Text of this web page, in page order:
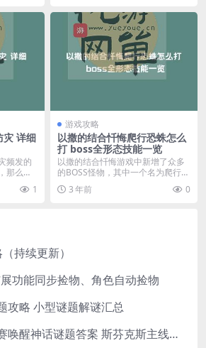
灾 详细
频发的
那么信
1
游戏攻略
以撒的结合忏悔爬行恐蛛怎么
打 boss全形态技能一览
以撒的结合忏悔游戏中新增了众多
的BOSS怪物，其中一个名为爬行恐
蛛的BOSS很多...
3 年前 0
持续更新）
功能同步捡物、角色自动捡物
攻略 小型谜题解谜汇总
刺客信条奥德赛唤醒神话谜题答案 斯芬克斯主线攻略